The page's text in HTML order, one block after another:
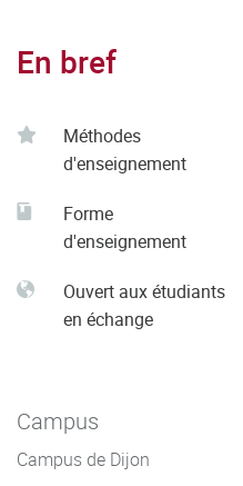
En bref
Méthodes
d'enseignement
Forme
d'enseignement
Ouvert aux étudiants
en échange
Campus
Campus de Dijon